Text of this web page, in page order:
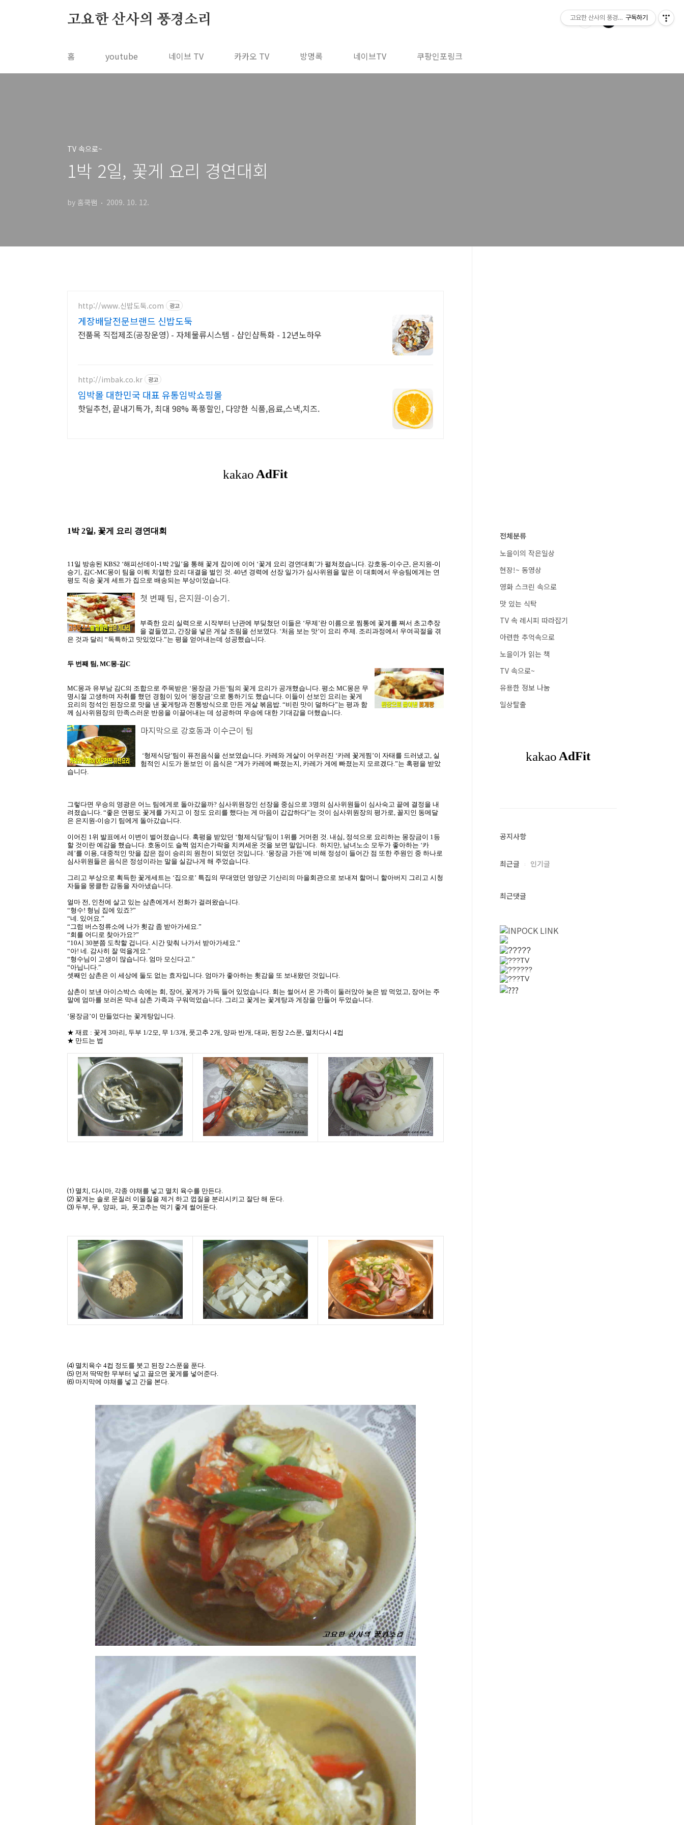
고요한 산사의 풍경소리
홈 youtube 네이브 TV 카카오 TV 방명록 네이브TV 쿠팡인포링크
TV 속으로~
1박 2일, 꽃게 요리 경연대회
by 홈쿡쌤 2009. 10. 12.
http://www.신밥도둑.com 광고
게장배달전문브랜드 신밥도둑
전품목 직접제조(공장운영) - 자체물류시스템 - 샵인샵특화 - 12년노하우
http://imbak.co.kr 광고
임박몰 대한민국 대표 유통임박쇼핑몰
핫딜추천, 끝내기특가, 최대 98% 폭풍할인, 다양한 식품,음료,스낵,치즈.
1박 2일, 꽃게 요리 경연대회
11일 방송된 KBS2 ‘해피선데이-1박 2일’을 통해 꽃게 잡이에 이어 ‘꽃게 요리 경연대회’가 펼쳐졌습니다. 강호동-이수근, 은지원-이
승기, 김C-MC몽이 팀을 이뤄 치열한 요리 대결을 벌인 것. 40년 경력에 선장 일가가 심사위원을 맡은 이 대회에서 우승팀에게는 연
평도 직송 꽃게 세트가 집으로 배송되는 부상이었습니다.
첫 번째 팀, 은지원-이승기.
부족한 요리 실력으로 시작부터 난관에 부딪쳤던 이들은 ‘무제’란 이름으로 찜통에 꽃게를 쪄서 초고추장
을 곁들였고, 간장을 넣은 게살 조림을 선보였다. ‘처음 보는 맛’이 요리 주제. 조리과정에서 우여곡절을 겪
은 것과 달리 “독특하고 맛있었다.”는 평을 얻어내는데 성공했습니다.
두 번째 팀, MC몽-김C
MC몽과 유부남 김C의 조합으로 주목받은 ‘몽장금 가든’팀의 꽃게 요리가 공개했습니다. 평소 MC몽은 무
명시절 고생하며 자취를 했던 경험이 있어 ‘몽장금’으로 통하기도 했습니다. 이들이 선보인 요리는 꽃게
요리의 정석인 된장으로 맛을 낸 꽃게탕과 전통방식으로 만든 게살 볶음밥. “비린 맛이 덜하다”는 평과 함
께 심사위원장의 만족스러운 반응을 이끌어내는 데 성공하며 우승에 대한 기대감을 더했습니다.
마지막으로 강호동과 이수근이 팀
‘형제식당’팀이 퓨전음식을 선보였습니다. 카레와 게살이 어우러진 ‘카레 꽃게찜’이 자태를 드러냈고, 실
험적인 시도가 돋보인 이 음식은 “게가 카레에 빠졌는지, 카레가 게에 빠졌는지 모르겠다.”는 혹평을 받았
습니다.
그렇다면 우승의 영광은 어느 팀에게로 돌아갔을까? 심사위원장인 선장을 중심으로 3명의 심사위원들이 심사숙고 끝에 결정을 내
려졌습니다. “좋은 연평도 꽃게를 가지고 이 정도 요리를 했다는 게 마음이 갑갑하다”는 것이 심사위원장의 평가로, 꼴지인 동메달
은 은지원-이승기 팀에게 돌아갔습니다.
이어진 1위 발표에서 이변이 벌어졌습니다. 혹평을 받았던 ‘형제식당’팀이 1위를 거머쥔 것. 내심, 정석으로 요리하는 몽장금이 1등
할 것이란 예감을 했습니다. 호동이도 슬쩍 엄지손가락을 치켜세운 것을 보면 말입니다. 하지만, 남녀노소 모두가 좋아하는 ‘카
레’를 이용, 대중적인 맛을 잡은 점이 승리의 원천이 되었던 것입니다. ‘몽장금 가든’에 비해 정성이 들어간 점 또한 주원인 중 하나로
심사위원들은 음식은 정성이라는 말을 실감나게 해 주었습니다.
그리고 부상으로 획득한 꽃게세트는 ‘집으로’ 특집의 무대였던 영양군 기산리의 마을회관으로 보내져 할머니 할아버지 그리고 시청
자들을 뭉클한 감동을 자아냈습니다.
얼마 전, 인천에 살고 있는 삼촌에게서 전화가 걸려왔습니다.
“형수! 형님 집에 있죠?”
“네. 있어요.”
“그럼 버스정류소에 나가 횟감 좀 받아가세요.”
“회를 어디로 찾아가요?”
“10시 30분쯤 도착할 겁니다. 시간 맞춰 나가서 받아가세요.”
“아! 네. 감사히 잘 먹을게요.”
“형수님이 고생이 많습니다. 엄마 모신다고.”
“아닙니다.”
셋째인 삼촌은 이 세상에 둘도 없는 효자입니다. 엄마가 좋아하는 횟감을 또 보내왔던 것입니다.
삼촌이 보낸 아이스박스 속에는 회, 장어, 꽃게가 가득 들어 있었습니다. 회는 썰어서 온 가족이 둘러앉아 늦은 밤 먹었고, 장어는 주
말에 엄마를 보러온 막내 삼촌 가족과 구워먹었습니다. 그리고 꽃게는 꽃게탕과 게장을 만들어 두었습니다.
‘몽장금’이 만들었다는 꽃게탕입니다.
★ 재료 : 꽃게 3마리, 두부 1/2모, 무 1/3개, 풋고추 2개, 양파 반개, 대파, 된장 2스푼, 멸치다시 4컵
★ 만드는 법
⑴ 멸치, 다시마, 각종 야채를 넣고 멸치 육수를 만든다.
⑵ 꽃게는 솔로 문질러 이물질을 제거 하고 껍질을 분리시키고 잘단 해 둔다.
⑶ 두부, 무, 양파, 파, 풋고추는 먹기 좋게 썰어둔다.
⑷ 멸치육수 4컵 정도를 붓고 된장 2스푼을 푼다.
⑸ 먼저 딱딱한 무부터 넣고 끓으면 꽃게를 넣어준다.
⑹ 마지막에 야채를 넣고 간을 본다.
전체분류
노을이의 작은일상
현장!~ 동영상
영화 스크린 속으로
맛 있는 식탁
TV 속 레시피 따라잡기
아련한 추억속으로
노을이가 읽는 책
TV 속으로~
유용한 정보 나눔
일상탈출
공지사항
최근글 인기글
최근댓글
고요한 산사의 풍경소리구독하기